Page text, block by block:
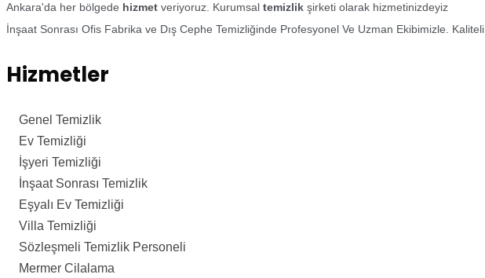
Ankara'da her bölgede hizmet veriyoruz. Kurumsal temizlik şirketi olarak hizmetinizdeyiz
İnşaat Sonrası Ofis Fabrika ve Dış Cephe Temizliğinde Profesyonel Ve Uzman Ekibimizle. Kaliteli
Hizmetler
Genel Temizlik
Ev Temizliği
İşyeri Temizliği
İnşaat Sonrası Temizlik
Eşyalı Ev Temizliği
Villa Temizliği
Sözleşmeli Temizlik Personeli
Mermer Cilalama